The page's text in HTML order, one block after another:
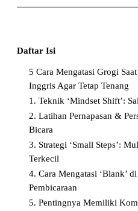
Daftar Isi
5 Cara Mengatasi Grogi
Inggris Agar Tetap Tenang
1. Teknik ‘Mindset Shift’:
2. Latihan Pernapasan &
Bicara
3. Strategi ‘Small Steps’:
Terkecil
4. Cara Mengatasi ‘Blank’
Pembicaraan
5. Pentingnya Memiliki